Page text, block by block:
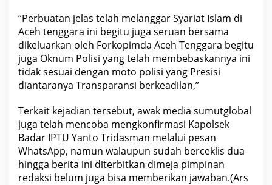
“Perbuatan jelas telah melanggar Syariat Islam di
Aceh tenggara ini begitu juga seruan bersama
dikeluarkan oleh Forkopimda Aceh Tenggara begitu
juga Oknum Polisi yang telah membebaskannya ini
tidak sesuai dengan moto polisi yang Presisi
diantaranya Transparansi berkeadilan,”
Terkait kejadian tersebut, awak media sumutglobal
juga telah mencoba mengkonfirmasi Kapolsek
Badar IPTU Yanto Tridasman melalui pesan
WhatsApp, namun walaupun sudah berceklis dua
hingga berita ini diterbitkan dimeja pimpinan
redaksi belum juga bisa memberikan jawaban.(Ars